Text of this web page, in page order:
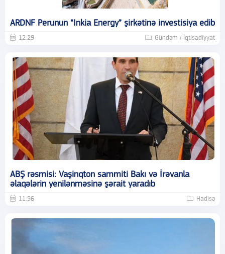
ARDNF Perunun “Inkia Energy” şirkətinə investisiya edib
12:29 Gündəm / İqtisadiyyat
ABŞ rəsmisi: Vaşinqton sammiti Bakı və İrəvanla
əlaqələrin yenilənməsinə şərait yaradıb
11:56 Hadisə